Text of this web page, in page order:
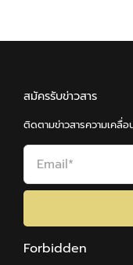
สมัครรับข่าวสาร
ติดตามข่าวสารความเคลื่
Forbidden